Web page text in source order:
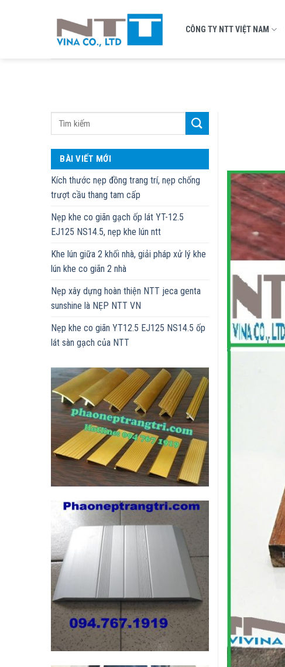
CÔNG TY NTT VIỆT NAM
BÀI VIẾT MỚI
Kích thước nẹp đồng trang trí, nẹp chống
trượt cầu thang tam cấp
Nẹp khe co giãn gạch ốp lát YT-12.5
EJ125 NS14.5, nẹp khe lún ntt
Khe lún giữa 2 khối nhà, giải pháp xử lý khe
lún khe co giãn 2 nhà
Nẹp xây dựng hoàn thiện NTT jeca genta
sunshine là NẸP NTT VN
Nẹp khe co giãn YT12.5 EJ125 NS14.5 ốp
lát sàn gạch của NTT